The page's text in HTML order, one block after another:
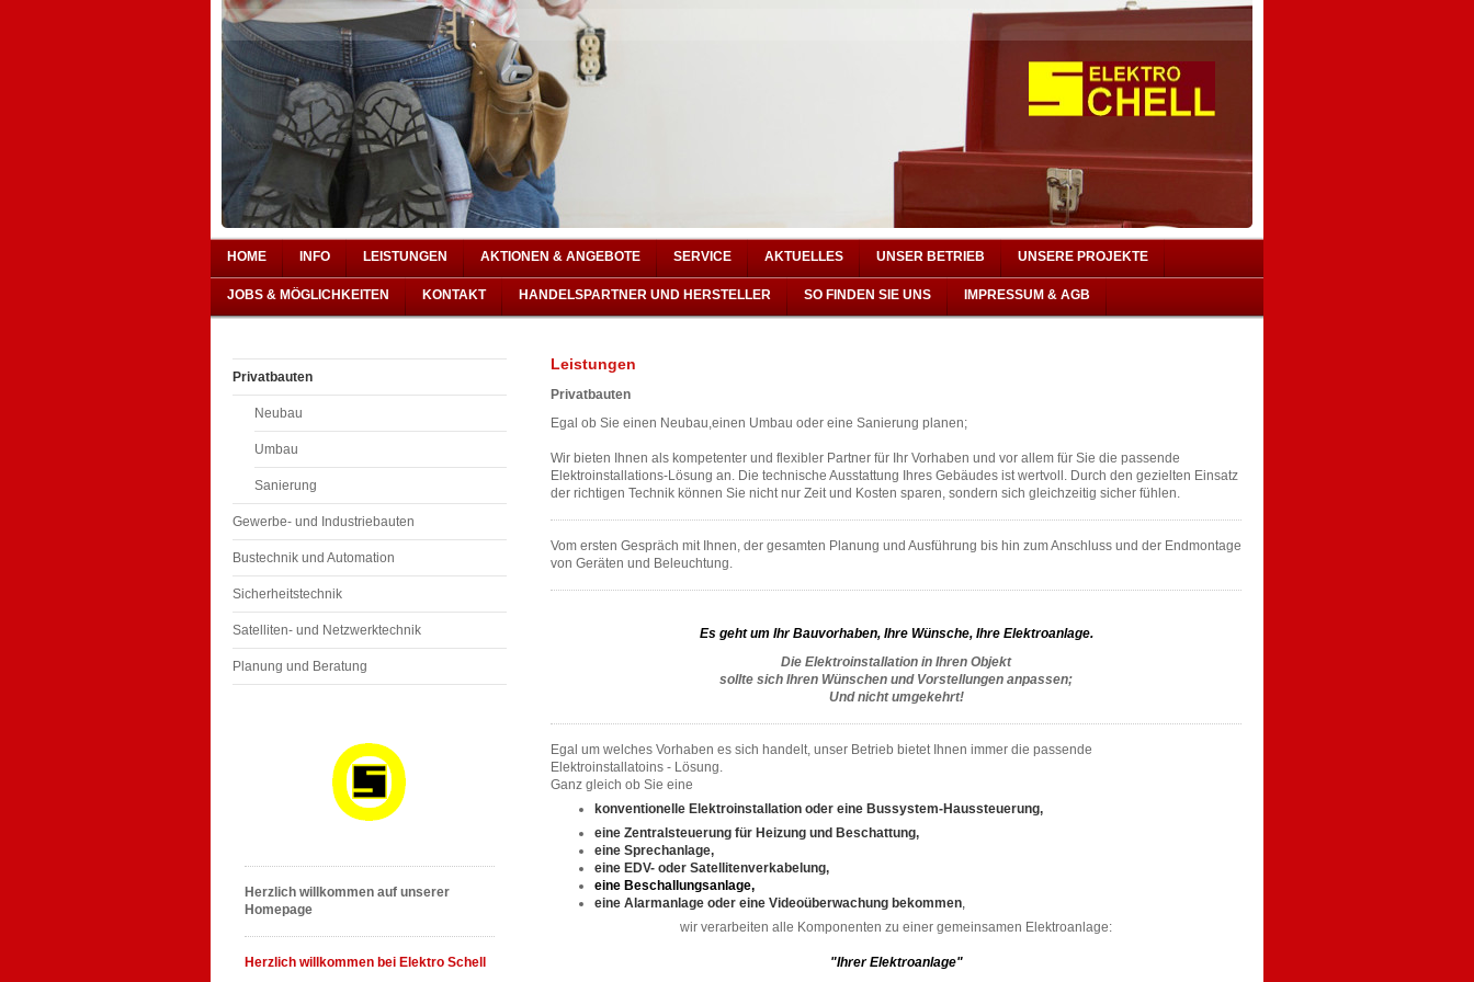
HOME INFO LEISTUNGEN AKTIONEN & ANGEBOTE SERVICE AKTUELLES UNSER BETRIEB UNSERE PROJEKTE
JOBS & MÖGLICHKEITEN KONTAKT HANDELSPARTNER UND HERSTELLER SO FINDEN SIE UNS IMPRESSUM & AGB
Privatbauten
Neubau
Umbau
Sanierung
Gewerbe- und Industriebauten
Bustechnik und Automation
Sicherheitstechnik
Satelliten- und Netzwerktechnik
Planung und Beratung
Herzlich willkommen auf unserer
Homepage
Herzlich willkommen bei Elektro Schell
Leistungen
Privatbauten
Egal ob Sie einen Neubau,einen Umbau oder eine Sanierung planen;
Wir bieten Ihnen als kompetenter und flexibler Partner für Ihr Vorhaben und vor allem für Sie die passende
Elektroinstallations-Lösung an. Die technische Ausstattung Ihres Gebäudes ist wertvoll. Durch den gezielten Einsatz
der richtigen Technik können Sie nicht nur Zeit und Kosten sparen, sondern sich gleichzeitig sicher fühlen.
Vom ersten Gespräch mit Ihnen, der gesamten Planung und Ausführung bis hin zum Anschluss und der Endmontage
von Geräten und Beleuchtung.
Es geht um Ihr Bauvorhaben, Ihre Wünsche, Ihre Elektroanlage.
Die Elektroinstallation in Ihren Objekt
sollte sich Ihren Wünschen und Vorstellungen anpassen;
Und nicht umgekehrt!
Egal um welches Vorhaben es sich handelt, unser Betrieb bietet Ihnen immer die passende
Elektroinstallatoins - Lösung.
Ganz gleich ob Sie eine
konventionelle Elektroinstallation oder eine Bussystem-Haussteuerung,
eine Zentralsteuerung für Heizung und Beschattung,
eine Sprechanlage,
eine EDV- oder Satellitenverkabelung,
eine Beschallungsanlage,
eine Alarmanlage oder eine Videoüberwachung bekommen,
wir verarbeiten alle Komponenten zu einer gemeinsamen Elektroanlage:
"Ihrer Elektroanlage"